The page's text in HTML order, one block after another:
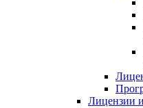
Лицензии